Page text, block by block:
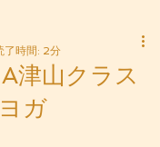
津山クラス
ガ
了時間: 2分